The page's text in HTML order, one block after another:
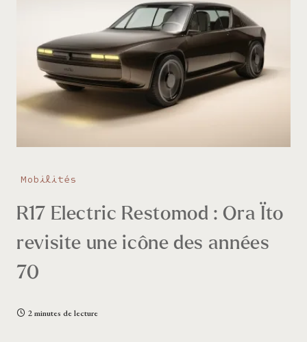
Mobilités
R17 Electric Restomod : Ora Ïto
revisite une icône des années
70
2 minutes de lecture